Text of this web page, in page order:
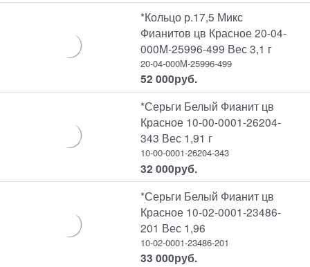
*Кольцо р.17,5 Микс
Фианитов цв Красное 20-04-
000M-25996-499 Вес 3,1 г
20-04-000M-25996-499
52 000руб.
*Серьги Белый Фианит цв
Красное 10-00-0001-26204-
343 Вес 1,91 г
10-00-0001-26204-343
32 000руб.
*Серьги Белый Фианит цв
Красное 10-02-0001-23486-
201 Вес 1,96
10-02-0001-23486-201
33 000руб.